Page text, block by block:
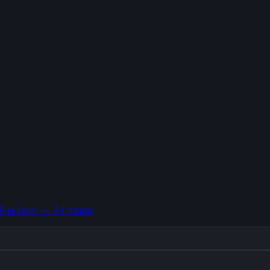
и Lion — 34 топа